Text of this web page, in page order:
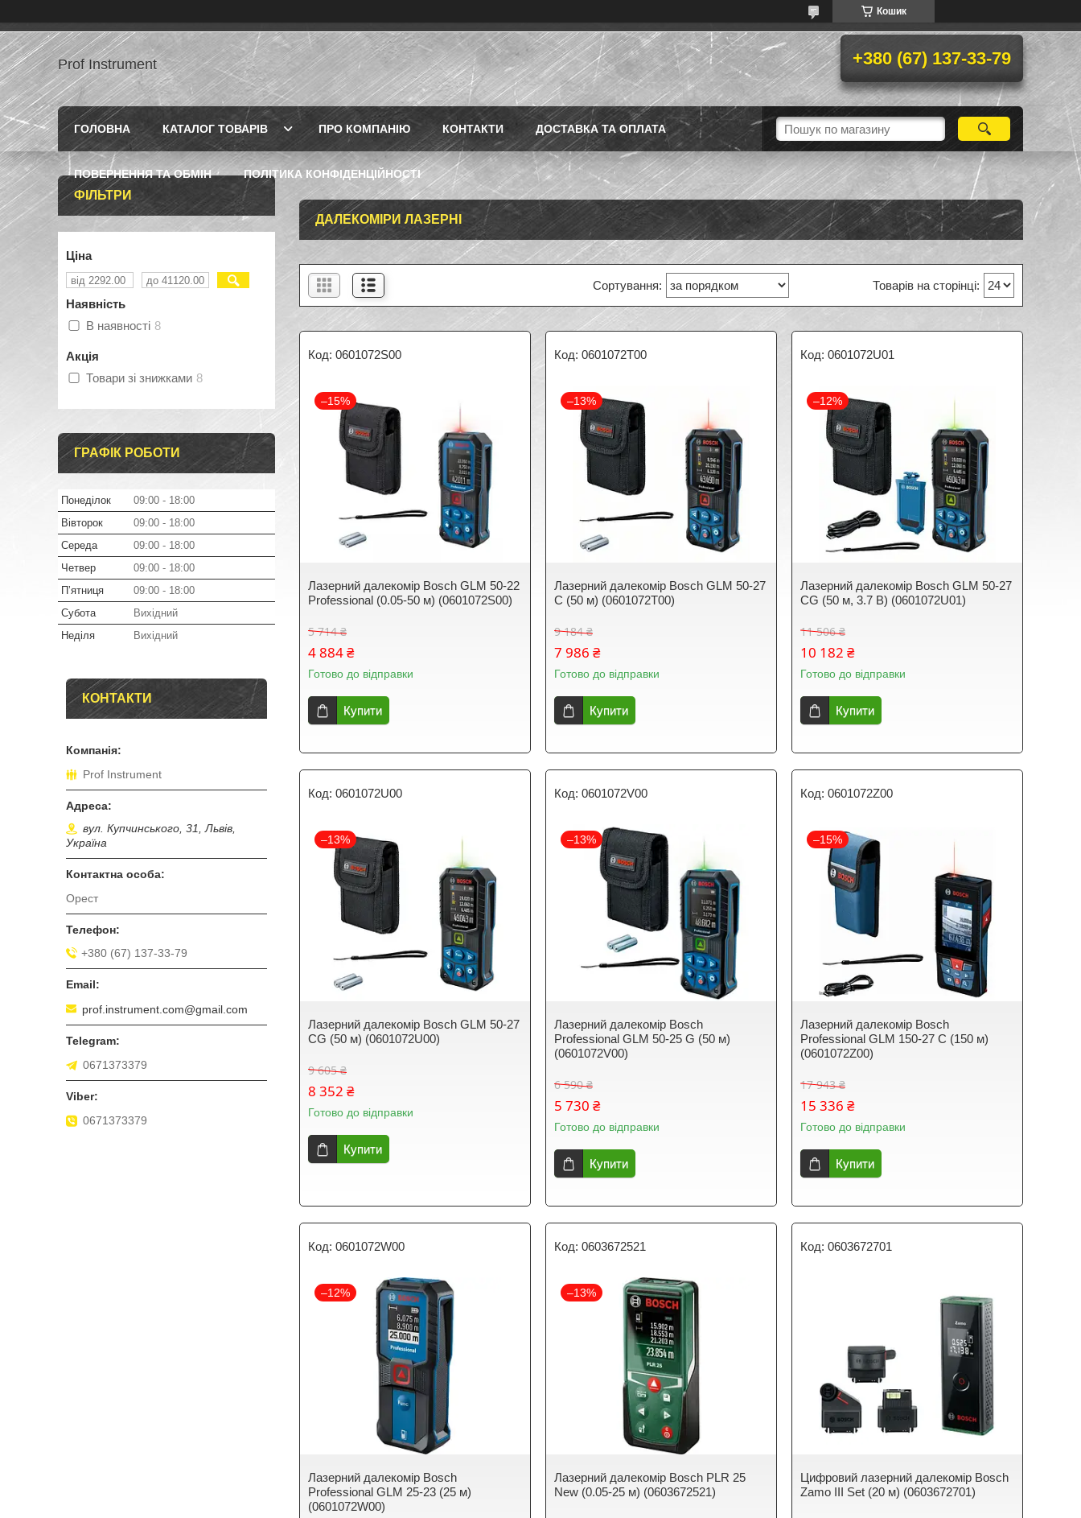
Кошик
Prof Instrument +380 (67) 137-33-79
ГОЛОВНА КАТАЛОГ ТОВАРІВ ПРО КОМПАНІЮ КОНТАКТИ ДОСТАВКА ТА ОПЛАТА
ПОВЕРНЕННЯ ТА ОБМІН ПОЛІТИКА КОНФІДЕНЦІЙНОСТІ
ДАЛЕКОМІРИ ЛАЗЕРНІ
0601072S00
–15%
Лазерний далекомір Bosch GLM 50-22
Professional (0.05-50 м) (0601072S00)
5 714 ₴
4 884 ₴
Готово до відправки
Купити
0601072T00
–13%
Лазерний далекомір Bosch GLM 50-27
C (50 м) (0601072T00)
9 184 ₴
7 986 ₴
Готово до відправки
Купити
0601072U01
–12%
Лазерний далекомір Bosch GLM 50-27
CG (50 м, 3.7 В) (0601072U01)
11 506 ₴
10 182 ₴
Готово до відправки
Купити
0601072U00
–13%
Лазерний далекомір Bosch GLM 50-27
CG (50 м) (0601072U00)
9 605 ₴
8 352 ₴
Готово до відправки
Купити
0601072V00
–13%
Лазерний далекомір Bosch
Professional GLM 50-25 G (50 м)
(0601072V00)
6 590 ₴
5 730 ₴
Готово до відправки
Купити
0601072Z00
–15%
Лазерний далекомір Bosch
Professional GLM 150-27 C (150 м)
(0601072Z00)
17 943 ₴
15 336 ₴
Готово до відправки
Купити
0601072W00
–12%
Лазерний далекомір Bosch
Professional GLM 25-23 (25 м)
(0601072W00)
0603672521
–13%
Лазерний далекомір Bosch PLR 25
New (0.05-25 м) (0603672521)
0603672701
Цифровий лазерний далекомір Bosch
Zamo III Set (20 м) (0603672701)
ФІЛЬТРИ
Ціна
Наявність
В наявності 8
Акція
Товари зі знижками 8
ГРАФІК РОБОТИ
Понеділок 09:00
18:00
Вівторок
09:00
18:00
Середа
09:00
18:00
Четвер
09:00
18:00
Пʼятниця
09:00
18:00
Субота
Вихідний
Неділя
Вихідний
КОНТАКТИ
Prof Instrument
вул. Купчинського, 31, Львів,
Україна
Орест
+380 (67) 137-33-79
prof.instrument.com@gmail.com
0671373379
0671373379